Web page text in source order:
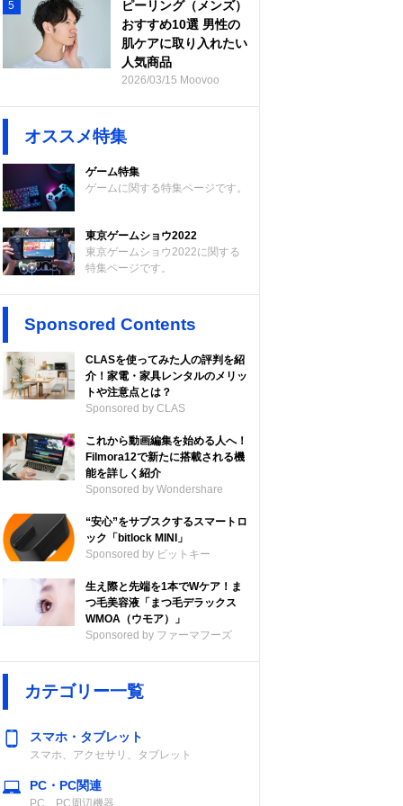
5
ピーリング（メンズ）
おすすめ10選 男性の
肌ケアに取り入れたい
人気商品
2026/03/15 Moovoo
オススメ特集
ゲーム特集
ゲームに関する特集ページです。
東京ゲームショウ2022
東京ゲームショウ2022に関する
特集ページです。
Sponsored Contents
CLASを使ってみた人の評判を紹
介！家電・家具レンタルのメリッ
トや注意点とは？
Sponsored by CLAS
これから動画編集を始める人へ！
Filmora12で新たに搭載される機
能を詳しく紹介
Sponsored by Wondershare
“安心”をサブスクするスマートロ
ック「bitlock MINI」
Sponsored by ビットキー
生え際と先端を1本でWケア！ま
つ毛美容液「まつ毛デラックス
WMOA（ウモア）」
Sponsored by ファーマフーズ
カテゴリー一覧
スマホ・タブレット
スマホ、アクセサリ、タブレット
PC・PC関連